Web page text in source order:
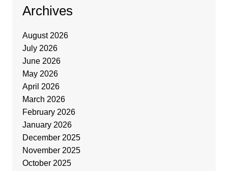
Archives
August 2026
July 2026
June 2026
May 2026
April 2026
March 2026
February 2026
January 2026
December 2025
November 2025
October 2025